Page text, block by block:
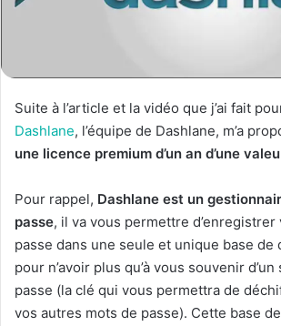
Suite à l’article et la vidéo que j’ai fait
Dashlane, l’équipe de Dashlane, m’a
une licence premium d’un an d’une
Pour rappel, Dashlane est un
passe, il va vous permettre d’enregistrer
passe dans une seule et unique base de
pour n’avoir plus qu’à vous souvenir
passe (la clé qui vous permettra de
vos autres mots de passe). Cette base